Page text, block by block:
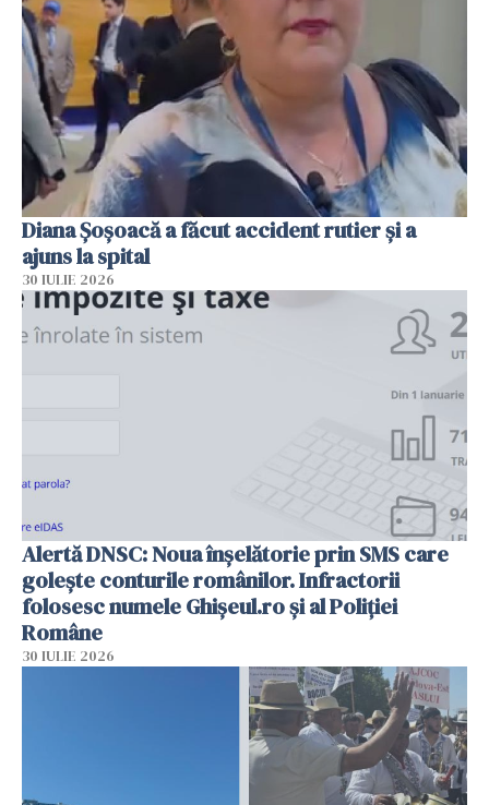
Diana Șoșoacă a făcut accident rutier și a
ajuns la spital
30 IULIE 2026
Alertă DNSC: Noua înșelătorie prin SMS care
golește conturile românilor. Infractorii
folosesc numele Ghișeul.ro și al Poliției
Române
30 IULIE 2026